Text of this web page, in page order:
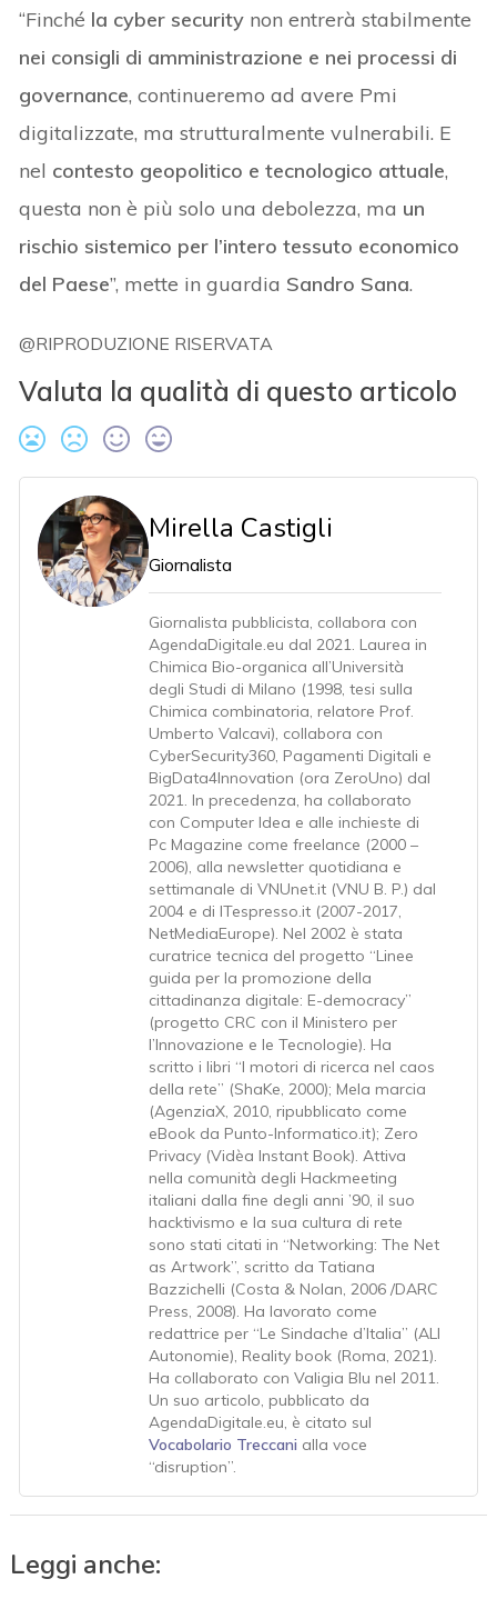
“Finché la cyber security non entrerà stabilmente
nei consigli di amministrazione e nei processi di
governance, continueremo ad avere Pmi
digitalizzate, ma strutturalmente vulnerabili. E
nel contesto geopolitico e tecnologico attuale,
questa non è più solo una debolezza, ma un
rischio sistemico per l’intero tessuto economico
del Paese”, mette in guardia Sandro Sana.
@RIPRODUZIONE RISERVATA
Valuta la qualità di questo articolo
Mirella Castigli
Giornalista
Giornalista pubblicista, collabora con
AgendaDigitale.eu dal 2021. Laurea in
Chimica Bio-organica all’Università
degli Studi di Milano (1998, tesi sulla
Chimica combinatoria, relatore Prof.
Umberto Valcavi), collabora con
CyberSecurity360, Pagamenti Digitali e
BigData4Innovation (ora ZeroUno) dal
2021. In precedenza, ha collaborato
con Computer Idea e alle inchieste di
Pc Magazine come freelance (2000 –
2006), alla newsletter quotidiana e
settimanale di VNUnet.it (VNU B. P.) dal
2004 e di ITespresso.it (2007-2017,
NetMediaEurope). Nel 2002 è stata
curatrice tecnica del progetto “Linee
guida per la promozione della
cittadinanza digitale: E-democracy”
(progetto CRC con il Ministero per
l’Innovazione e le Tecnologie). Ha
scritto i libri “I motori di ricerca nel caos
della rete” (ShaKe, 2000); Mela marcia
(AgenziaX, 2010, ripubblicato come
eBook da Punto-Informatico.it); Zero
Privacy (Vidèa Instant Book). Attiva
nella comunità degli Hackmeeting
italiani dalla fine degli anni ’90, il suo
hacktivismo e la sua cultura di rete
sono stati citati in “Networking: The Net
as Artwork”, scritto da Tatiana
Bazzichelli (Costa & Nolan, 2006 /DARC
Press, 2008). Ha lavorato come
redattrice per “Le Sindache d’Italia” (ALI
Autonomie), Reality book (Roma, 2021).
Ha collaborato con Valigia Blu nel 2011.
Un suo articolo, pubblicato da
AgendaDigitale.eu, è citato sul
Vocabolario Treccani alla voce
“disruption”.
Leggi anche: